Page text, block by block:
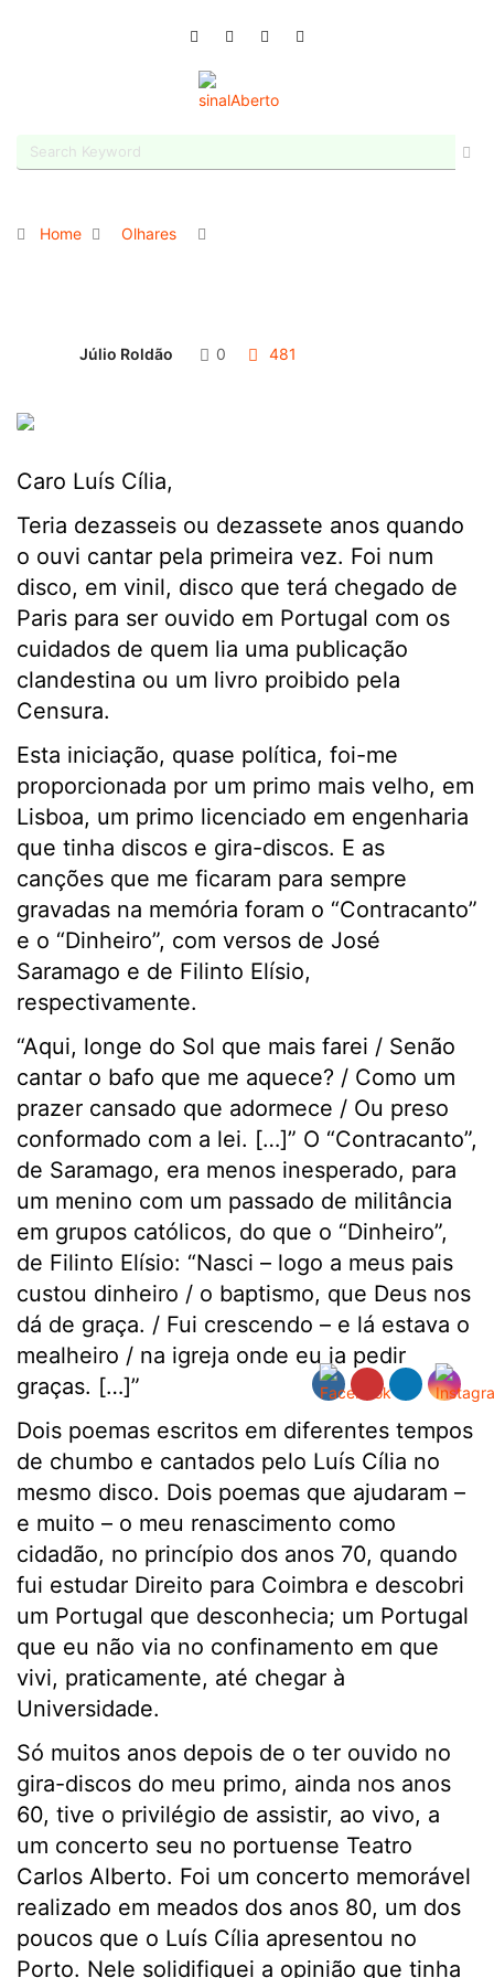
Home Olhares
Júlio Roldão 0 481
Caro Luís Cília,
Teria dezasseis ou dezassete anos quando
o ouvi cantar pela primeira vez. Foi num
disco, em vinil, disco que terá chegado de
Paris para ser ouvido em Portugal com os
cuidados de quem lia uma publicação
clandestina ou um livro proibido pela
Censura.
Esta iniciação, quase política, foi-me
proporcionada por um primo mais velho, em
Lisboa, um primo licenciado em engenharia
que tinha discos e gira-discos. E as
canções que me ficaram para sempre
gravadas na memória foram o “Contracanto”
e o “Dinheiro”, com versos de José
Saramago e de Filinto Elísio,
respectivamente.
“Aqui, longe do Sol que mais farei / Senão
cantar o bafo que me aquece? / Como um
prazer cansado que adormece / Ou preso
conformado com a lei. […]” O “Contracanto”,
de Saramago, era menos inesperado, para
um menino com um passado de militância
em grupos católicos, do que o “Dinheiro”,
de Filinto Elísio: “Nasci – logo a meus pais
custou dinheiro / o baptismo, que Deus nos
dá de graça. / Fui crescendo – e lá estava o
mealheiro / na igreja onde eu ia pedir
graças. […]”
Dois poemas escritos em diferentes tempos
de chumbo e cantados pelo Luís Cília no
mesmo disco. Dois poemas que ajudaram –
e muito – o meu renascimento como
cidadão, no princípio dos anos 70, quando
fui estudar Direito para Coimbra e descobri
um Portugal que desconhecia; um Portugal
que eu não via no confinamento em que
vivi, praticamente, até chegar à
Universidade.
Só muitos anos depois de o ter ouvido no
gira-discos do meu primo, ainda nos anos
60, tive o privilégio de assistir, ao vivo, a
um concerto seu no portuense Teatro
Carlos Alberto. Foi um concerto memorável
realizado em meados dos anos 80, um dos
poucos que o Luís Cília apresentou no
Porto. Nele solidifiquei a opinião que tinha